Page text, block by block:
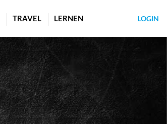
TRAVEL LERNEN LOGIN